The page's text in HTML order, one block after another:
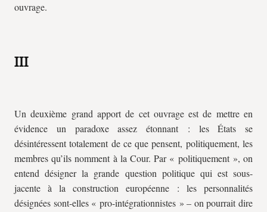
ouvrage.
III
Un deuxième grand apport de cet ouvrage est de mettre en
évidence un paradoxe assez étonnant : les États se
désintéressent totalement de ce que pensent, politiquement, les
membres qu’ils nomment à la Cour. Par « politiquement », on
entend désigner la grande question politique qui est sous-
jacente à la construction européenne : les personnalités
désignées sont-elles « pro-intégrationnistes » – on pourrait dire